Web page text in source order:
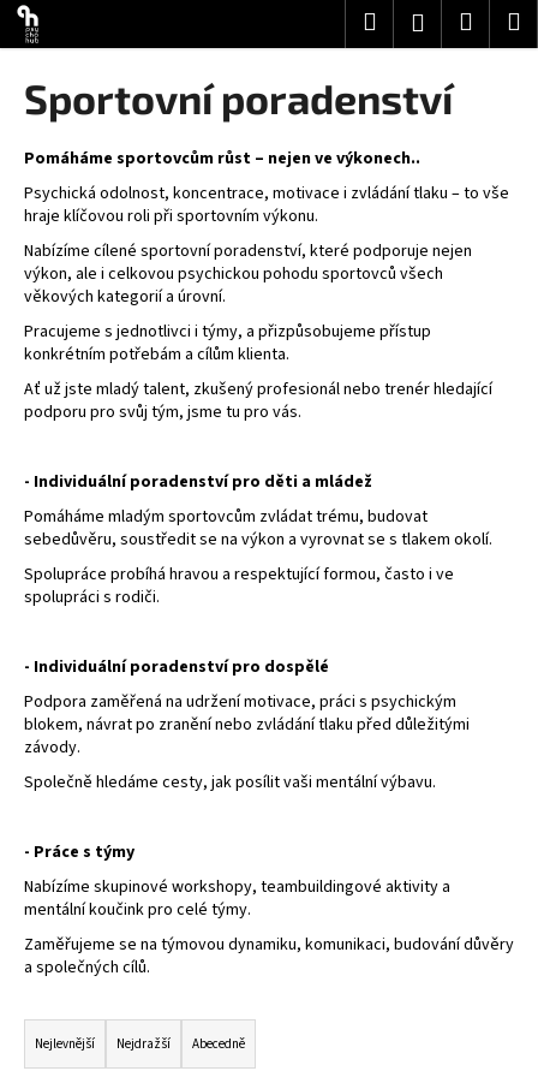
Přejít
obsah
HledatPřihlášení
Sportovní poradenství
Pomáháme sportovcům růst – nejen ve výkonech..
Psychická odolnost, koncentrace, motivace i zvládání tlaku – to vše
hraje klíčovou roli při sportovním výkonu.
Nabízíme cílené sportovní poradenství, které podporuje nejen
výkon, ale i celkovou psychickou pohodu sportovců všech
věkových kategorií a úrovní.
Pracujeme s jednotlivci i týmy, a přizpůsobujeme přístup
konkrétním potřebám a cílům klienta.
Ať už jste mladý talent, zkušený profesionál nebo trenér hledající
podporu pro svůj tým, jsme tu pro vás.
- Individuální poradenství pro děti a mládež
Pomáháme mladým sportovcům zvládat trému, budovat
sebedůvěru, soustředit se na výkon a vyrovnat se s tlakem okolí.
Spolupráce probíhá hravou a respektující formou, často i ve
spolupráci s rodiči.
- Individuální poradenství pro dospělé
Podpora zaměřená na udržení motivace, práci s psychickým
blokem, návrat po zranění nebo zvládání tlaku před důležitými
závody.
Společně hledáme cesty, jak posílit vaši mentální výbavu.
- Práce s týmy
Nabízíme skupinové workshopy, teambuildingové aktivity a
mentální koučink pro celé týmy.
Zaměřujeme se na týmovou dynamiku, komunikaci, budování důvěry
a společných cílů.
Ř
aNejlevnější Nejdražší Abecedně
o
o
p
o
t
ř
e
b
u
j
t
e
n
a
j
t
?